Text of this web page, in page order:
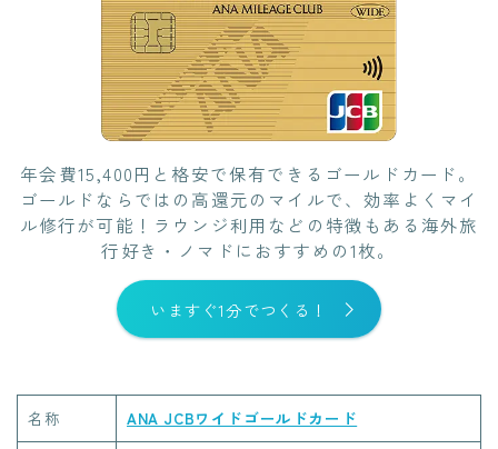
年会費15,400円と格安で保有できるゴールドカード。
ゴールドならではの高還元のマイルで、効率よくマイ
ル修行が可能！ラウンジ利用などの特徴もある海外旅
行好き・ノマドにおすすめの1枚。
いますぐ1分でつくる！
名称 ANA JCBワイドゴールドカード